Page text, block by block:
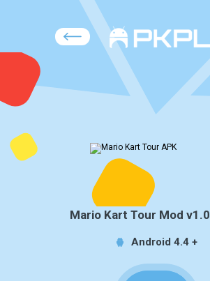
Mario Kart Tour Mod
Android 4.4 +